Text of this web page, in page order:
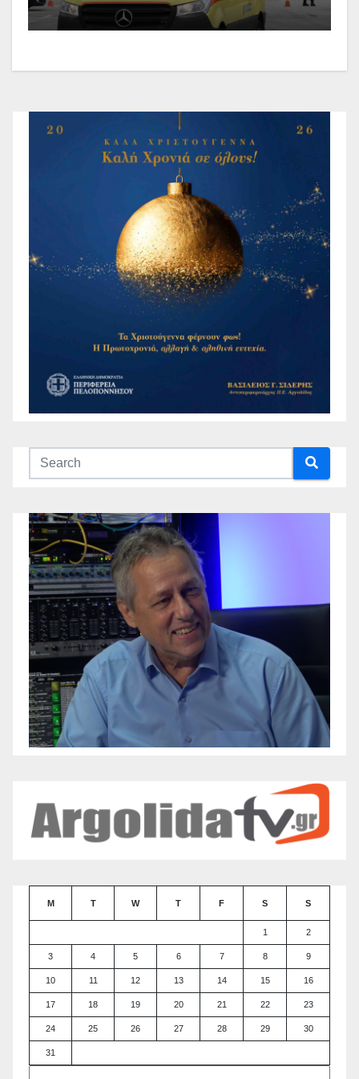
M T W T F S S
1 2
3 4 5 6 7 8 9
10 11 12 13 14 15 16
17 18 19 20 21 22 23
24 25 26 27 28 29 30
31